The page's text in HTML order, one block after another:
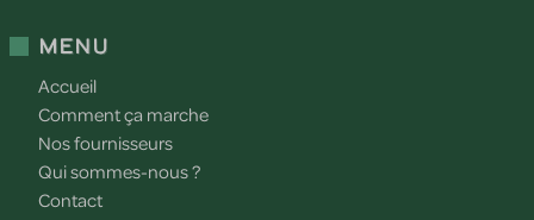
Menu
Accueil
Comment ça marche
Nos fournisseurs
Qui sommes-nous ?
Contact